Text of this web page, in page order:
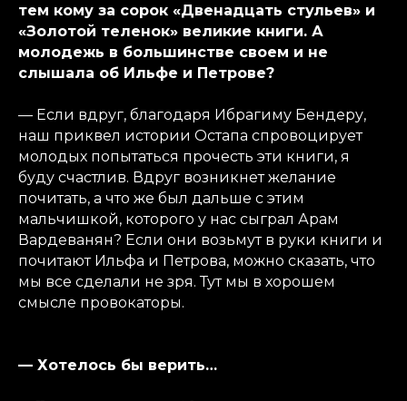
тем кому за сорок «Двенадцать стульев» и
«Золотой теленок» великие книги. А
молодежь в большинстве своем и не
слышала об Ильфе и Петрове?
— Если вдруг, благодаря Ибрагиму Бендеру,
наш приквел истории Остапа спровоцирует
молодых попытаться прочесть эти книги, я
буду счастлив. Вдруг возникнет желание
почитать, а что же был дальше с этим
мальчишкой, которого у нас сыграл Арам
Вардеванян? Если они возьмут в руки книги и
почитают Ильфа и Петрова, можно сказать, что
мы все сделали не зря. Тут мы в хорошем
смысле провокаторы.
— Хотелось бы верить…